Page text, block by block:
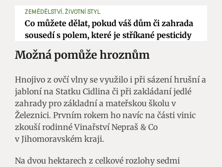
ZEMĚDĚLSTVÍ, ŽIVOTNÍ STYL
Co můžete dělat, pokud váš dům či zahrada
sousedí s polem, které je stříkané pesticidy
Možná pomůže hroznům
Hnojivo z ovčí vlny se využilo i při sázení hrušní a
jabloní na Statku Cidlina či při zakládaní jedlé
zahrady pro základní a mateřskou školu v
Železnici. Prvním rokem ho navíc na části vinic
zkouší rodinné Vinařství Nepraš & Co
v Jihomoravském kraji.
Na dvou hektarech z celkové rozlohy sedmi